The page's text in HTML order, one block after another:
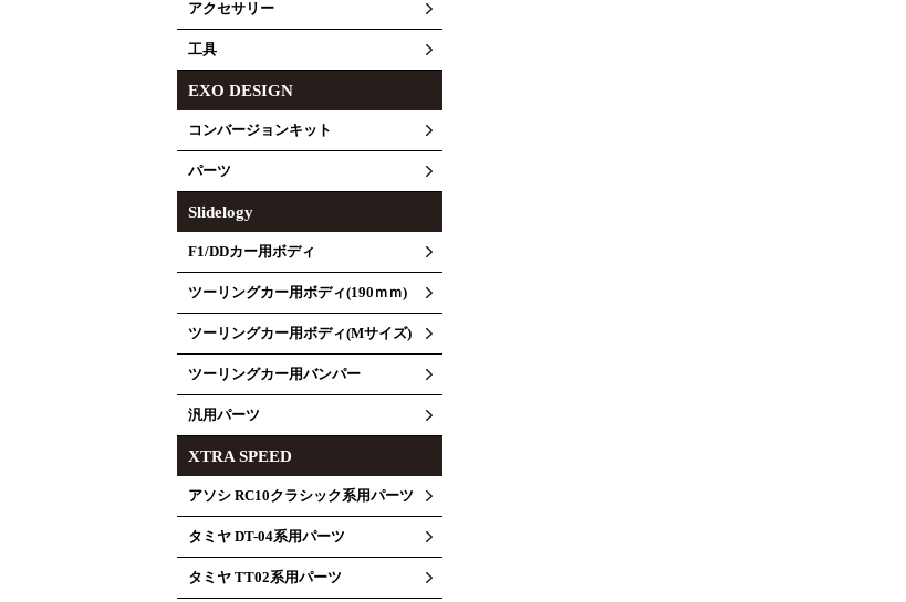
アクセサリー
工具
EXO DESIGN
コンバージョンキット
パーツ
Slidelogy
F1/DDカー用ボディ
ツーリングカー用ボディ(190ｍｍ)
ツーリングカー用ボディ(Mサイズ)
ツーリングカー用バンパー
汎用パーツ
XTRA SPEED
アソシ RC10クラシック系用パーツ
タミヤ DT-04系用パーツ
タミヤ TT02系用パーツ